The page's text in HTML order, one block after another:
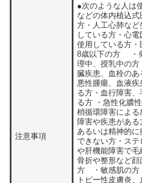
注意事項
●次のような人は
などの体内植込
方・人工心肺など
している方・心
使用している方
8歳以下の方 ・
理中、授乳中の
臓疾患、血栓のあ
悪性腫瘍、血液
る方・血行障害
る方 ・急性化膿
梢循環障害によ
障害や疾患があ
あるいは精神的
できない方・ステ
や肝機能障害で毛
骨折や整形など
方 ・敏感肌の方
トピー性皮膚炎